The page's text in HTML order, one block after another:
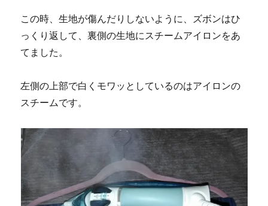
この時、生地が傷んだりしないように、ズボンはひ
っくり返して、裏側の生地にスチームアイロンをあ
てました。
左側の上部で白くモワッとしているのはアイロンの
スチームです。